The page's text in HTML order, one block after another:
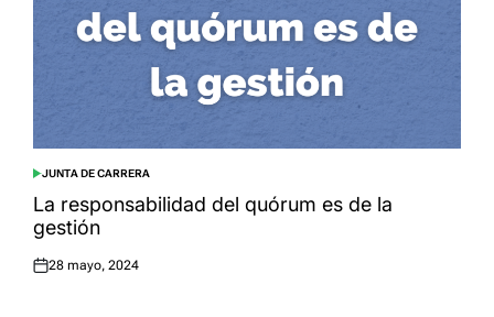
POSTED
IN
JUNTA DE CARRERA
La responsabilidad del quórum es de la
gestión
Posted
28 mayo, 2024